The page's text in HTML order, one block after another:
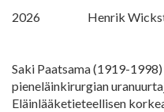
2026 Henrik
Saki Paatsama (1919-
pieneläinkirurgian
Eläinlääketieteellisen